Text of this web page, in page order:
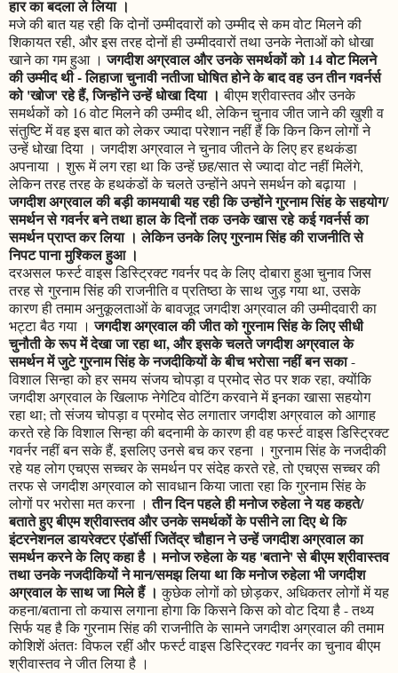
हार का बदला ले लिया ।
मजे की बात यह रही कि दोनों उम्मीदवारों को उम्मीद से कम वोट मिलने की
शिकायत रही, और इस तरह दोनों ही उम्मीदवारों तथा उनके नेताओं को धोखा
खाने का गम हुआ ।जगदीश अग्रवाल और उनके समर्थकों को 14 वोट मिलने
की उम्मीद थी - लिहाजा चुनावी नतीजा घोषित होने के बाद वह उन तीन गवर्नर्स
को 'खोज' रहे हैं, जिन्होंने उन्हें धोखा दिया । बीएम श्रीवास्तव और उनके
समर्थकों को 16 वोट मिलने की उम्मीद थी, लेकिन चुनाव जीत जाने की खुशी व
संतुष्टि में वह इस बात को लेकर ज्यादा परेशान नहीं हैं कि किन किन लोगों ने
उन्हें धोखा दिया । जगदीश अग्रवाल ने चुनाव जीतने के लिए हर हथकंडा
अपनाया । शुरू में लग रहा था कि उन्हें छह/सात से ज्यादा वोट नहीं मिलेंगे,
लेकिन तरह तरह के हथकंडों के चलते उन्होंने अपने समर्थन को बढ़ाया ।
जगदीश अग्रवाल की बड़ी कामयाबी यह रही कि उन्होंने गुरनाम सिंह के सहयोग/
समर्थन से गवर्नर बने तथा हाल के दिनों तक उनके खास रहे कई गवर्नर्स का
समर्थन प्राप्त कर लिया । लेकिन उनके लिए गुरनाम सिंह की राजनीति से
निपट पाना मुश्किल हुआ ।
दरअसल फर्स्ट वाइस डिस्ट्रिक्ट गवर्नर पद के लिए दोबारा हुआ चुनाव जिस
तरह से गुरनाम सिंह की राजनीति व प्रतिष्ठा के साथ जुड़ गया था, उसके
कारण ही तमाम अनुकूलताओं के बावजूद जगदीश अग्रवाल की उम्मीदवारी का
भट्टा बैठ गया ।जगदीश अग्रवाल की जीत को गुरनाम सिंह के लिए सीधी
चुनौती के रूप में देखा जा रहा था, और इसके चलते जगदीश अग्रवाल के
समर्थन में जुटे गुरनाम सिंह के नजदीकियों के बीच भरोसा नहीं बन सका-
विशाल सिन्हा को हर समय संजय चोपड़ा व प्रमोद सेठ पर शक रहा, क्योंकि
जगदीश अग्रवाल के खिलाफ नेगेटिव वोटिंग करवाने में इनका खासा सहयोग
रहा था; तो संजय चोपड़ा व प्रमोद सेठ लगातार जगदीश अग्रवाल को आगाह
करते रहे कि विशाल सिन्हा की बदनामी के कारण ही वह फर्स्ट वाइस डिस्ट्रिक्ट
गवर्नर नहीं बन सके हैं, इसलिए उनसे बच कर रहना । गुरनाम सिंह के नजदीकी
रहे यह लोग एचएस सच्चर के समर्थन पर संदेह करते रहे, तो एचएस सच्चर की
तरफ से जगदीश अग्रवाल को सावधान किया जाता रहा कि गुरनाम सिंह के
लोगों पर भरोसा मत करना ।तीन दिन पहले ही मनोज रुहेला ने यह कहते/
बताते हुए बीएम श्रीवास्तव और उनके समर्थकों के पसीने ला दिए थे कि
इंटरनेशनल डायरेक्टर एंडॉर्सी जितेंद्र चौहान ने उन्हें जगदीश अग्रवाल का
समर्थन करने के लिए कहा है । मनोज रुहेला के यह 'बताने' से बीएम श्रीवास्तव
तथा उनके नजदीकियों ने मान/समझ लिया था कि मनोज रुहेला भी जगदीश
अग्रवाल के साथ जा मिले हैं । कुछेक लोगों को छोड़कर, अधिकतर लोगों में यह
कहना/बताना तो कयास लगाना होगा कि किसने किस को वोट दिया है - तथ्य
सिर्फ यह है कि गुरनाम सिंह की राजनीति के सामने जगदीश अग्रवाल की तमाम
कोशिशें अंततः विफल रहीं और फर्स्ट वाइस डिस्ट्रिक्ट गवर्नर का चुनाव बीएम
श्रीवास्तव ने जीत लिया है ।